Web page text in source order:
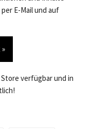
E-Mail und auf
Store verfügbar und in